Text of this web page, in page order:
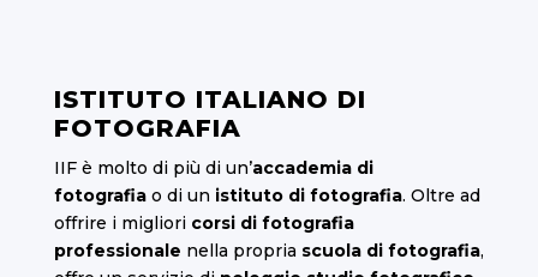
ISTITUTO ITALIANO DI
FOTOGRAFIA
IIF è molto di più di un’accademia di
fotografiao di un istituto di fotografia. Oltre ad
offrire i migliori corsi di fotografia
professionale nella propria scuola di fotografia,